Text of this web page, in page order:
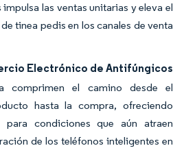
las ventas unitarias y eleva el
tinea pedis en los canales de venta
Electrónico de Antifúngicos
comprimen el camino desde el
hasta la compra, ofreciendo
para condiciones que aún atraen
de los teléfonos inteligentes en